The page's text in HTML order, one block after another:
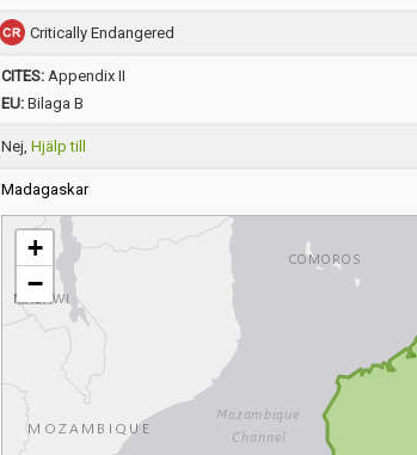
Critically Endangered
CITES: Appendix II
EU:Bilaga B
Nej, Hjälp till
Madagaskar
+
−